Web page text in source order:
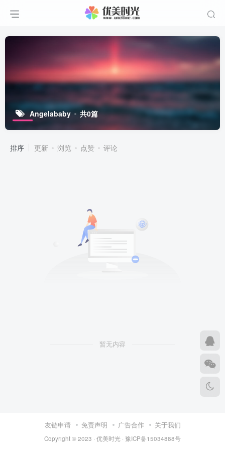
Angelababy 共0篇
排序 更新 浏览 点赞 评论
暂无内容
友链申请 免责声明 广告合作 关于我们
Copyright © 2023 · 优美时光 · 豫ICP备15034888号